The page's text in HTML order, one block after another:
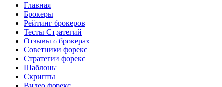
Главная
Брокеры
Рейтинг брокеров
Тесты Стратегий
Отзывы о брокерах
Советники форекс
Стратегии форекс
Шаблоны
Скрипты
Видео форекс